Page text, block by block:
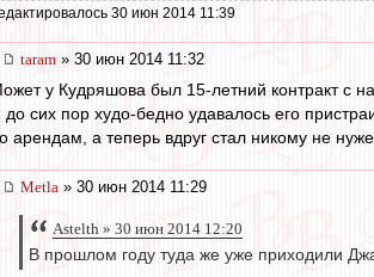
30 июн 2014 11:39
taram » 30 июн 2014 11:32
у Кудряшова был 15-летний контракт с
до сих пор худо-бедно удавалось его
арендам, а теперь вдруг стал никому не
Metla » 30 июн 2014 11:29
Astelth » 30 июн 2014 12:20
В прошлом году туда же уже приходили